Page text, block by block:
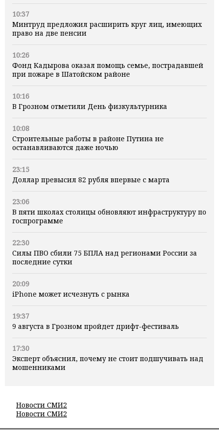
10:37
Минтруд предложил расширить круг лиц, имеющих
право на две пенсии
10:26
Фонд Кадырова оказал помощь семье, пострадавшей
при пожаре в Шатойском районе
10:16
В Грозном отметили День физкультурника
10:08
Строительные работы в районе Путина не
останавливаются даже ночью
23:15
Доллар превысил 82 рубля впервые с марта
23:06
В пяти школах столицы обновляют инфраструктуру по
госпрограмме
22:30
Силы ПВО сбили 75 БПЛА над регионами России за
последние сутки
20:09
iPhone может исчезнуть с рынка
19:37
9 августа в Грозном пройдет дрифт-фестиваль
17:30
Эксперт объяснил, почему не стоит подшучивать над
мошенниками
Новости СМИ2
Новости СМИ2